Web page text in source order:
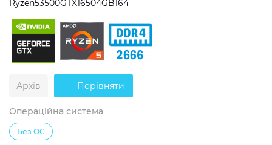
RGB-підсвічування
Розблокований множник CPU
Надшвидкий M.2 SSD NVME
Ryzen53500GTX16504GB164
Архів Порівняти
Операційна система
Без ОС